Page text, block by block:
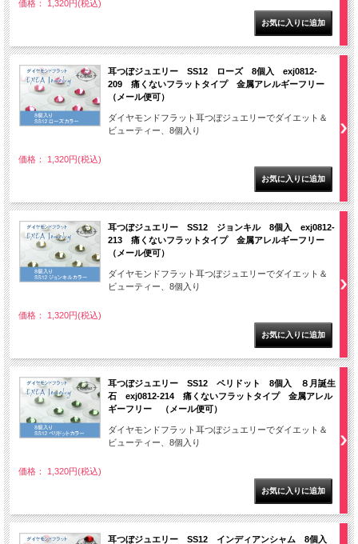
価格： 1,320円(税込)
耳つぼジュエリー SS12 ローズ 8個入 exj0812-
209 痛くないフラットタイプ 金属アレルギーフリー
（メール便可）
ダイヤモンドフラット耳つぼジュエリーでダイエット＆
ビューティー、8個入り
価格： 1,320円(税込)
耳つぼジュエリー SS12 ジョンキル 8個入 exj0812-
213 痛くないフラットタイプ 金属アレルギーフリー
（メール便可）
ダイヤモンドフラット耳つぼジュエリーでダイエット＆
ビューティー、8個入り
価格： 1,320円(税込)
耳つぼジュエリー SS12 ペリドット 8個入 ８月誕生
石 exj0812-214 痛くないフラットタイプ 金属アレル
ギーフリー （メール便可）
ダイヤモンドフラット耳つぼジュエリーでダイエット＆
ビューティー、8個入り
価格： 1,320円(税込)
耳つぼジュエリー SS12 インディアンシャム 8個入